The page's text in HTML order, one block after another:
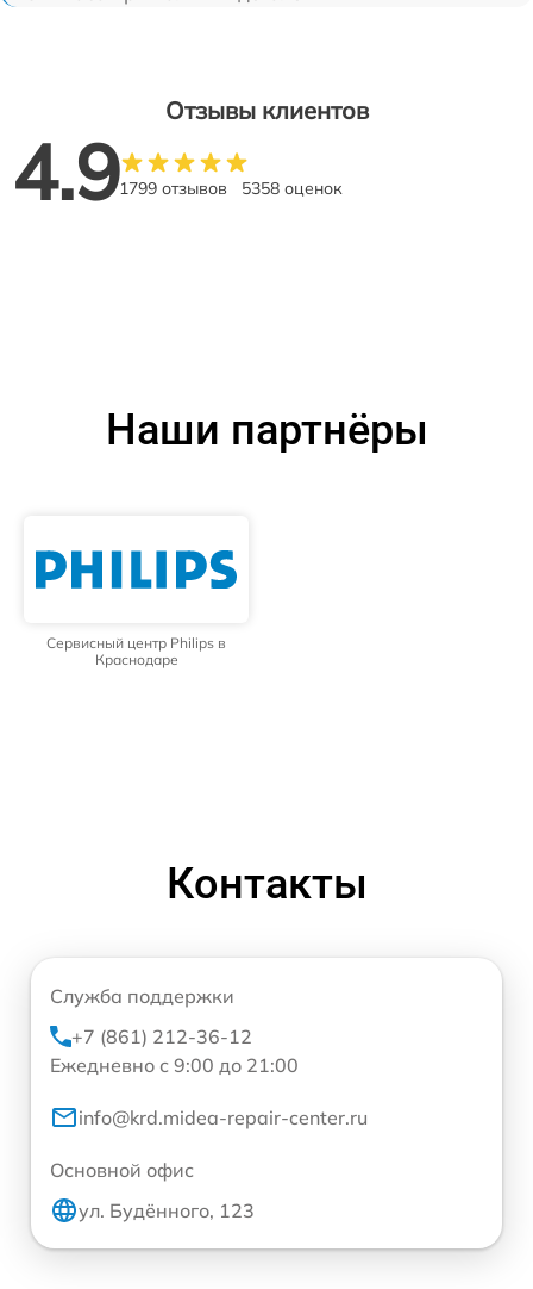
Отзывы клиентов
4.91799 отзывов 5358 оценок
Наши партнёры
Сервисный центр Philips в
Краснодаре
Контакты
Служба поддержки
+7 (861) 212-36-12
Ежедневно с 9:00 до 21:00
info@krd.midea-repair-center.ru
Основной офис
ул. Будённого, 123